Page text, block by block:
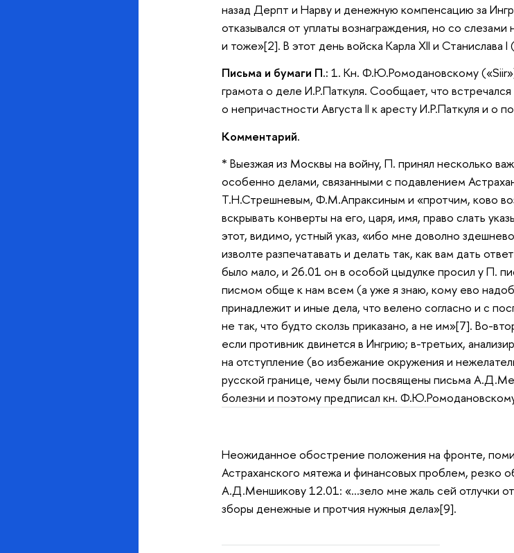
назад Дерпт и Нарву и денежную компенсацию за
отказывался от уплаты вознаграждения, но со
и тоже»[2]. В этот день войска Карла XII и Станислава
Письма и бумаги П.: 1. Кн. Ф.Ю.Ромодановскому
грамота о деле И.Р.Паткуля. Сообщает, что
о непричастности Августа II к аресту И.Р.Паткуля и
Комментарий.
* Выезжая из Москвы на войну, П. принял несколько
особенно делами, связанными с подавлением
Т.Н.Стрешневым, Ф.М.Апраксиным и «протчим, ково
вскрывать конверты на его, царя, имя, право слать
этот, видимо, устный указ, «ибо мне доволно
изволте разпечатавать и делать так, как вам дать
было мало, и 26.01 он в особой цыдулке просил у П.
писмом обще к нам всем (а уже я знаю, кому ево
принадлежит и иные дела, что велено согласно и с
не так, что будто сколзь приказано, а не им»[7]. Во-
если противник двинется в Ингрию; в-третьих,
на отступление (во избежание окружения и
русской границе, чему были посвящены письма
болезни и поэтому предписал кн.
Неожиданное обострение положения на фронте,
Астраханского мятежа и финансовых проблем, резко
А.Д.Меншикову 12.01: «…зело мне жаль сей отлучки
зборы денежные и протчия нужныя дела»[9].